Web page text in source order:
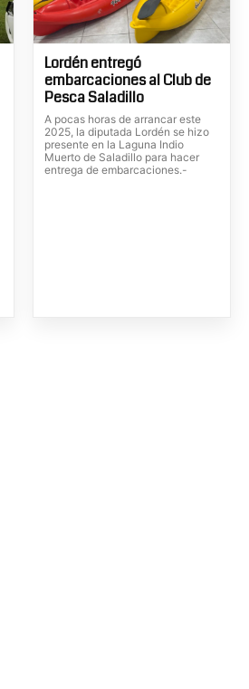
Lordén entregó
embarcaciones al Club de
Pesca Saladillo
A pocas horas de arrancar este
2025, la diputada Lordén se hizo
presente en la Laguna Indio
Muerto de Saladillo para hacer
entrega de embarcaciones.-